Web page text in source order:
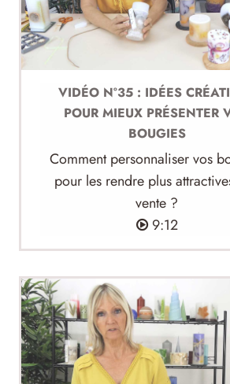
VIDÉO N°35 : IDÉES
POUR MIEUX PRÉSENTER
BOUGIES
Comment personnaliser vos
pour les rendre plus
vente ?
9:12